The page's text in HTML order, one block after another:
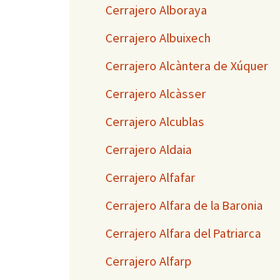
Cerrajero Alboraya
Cerrajero Albuixech
Cerrajero Alcàntera de Xúquer
Cerrajero Alcàsser
Cerrajero Alcublas
Cerrajero Aldaia
Cerrajero Alfafar
Cerrajero Alfara de la Baronia
Cerrajero Alfara del Patriarca
Cerrajero Alfarp